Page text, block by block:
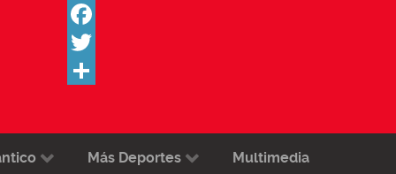
Facebook
Twitter
Más Deportes Multimedia